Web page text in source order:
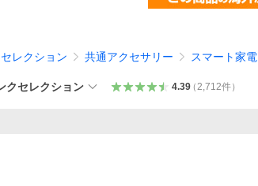
レクション 共通アクセサリー スマート家電
クセレクション 4.39（2,712件）